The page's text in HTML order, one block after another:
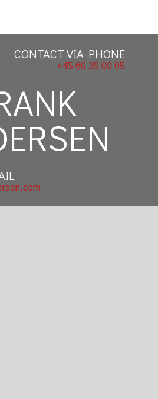
CONTACT VIA PHONE
+45 60 35 00 05